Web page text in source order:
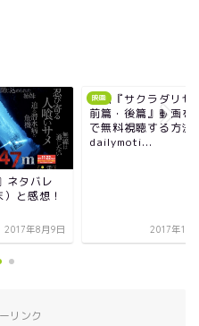
映画
映画『サクラダリセット
前篇・後篇』動画をフル
で無料視聴する方法！
dailymoti...
2017年10月13日
映画
ル視聴
リンク